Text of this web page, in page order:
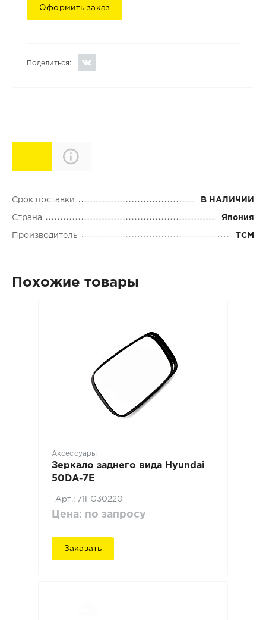
Оформить заказ
Поделиться:
Характеристики
Срок поставки В НАЛИЧИИ
Страна Япония
Производитель TCM
Похожие товары
Аксессуары
Зеркало заднего вида Hyundai
50DA-7E
Арт.: 71FG30220
Цена: по запросу
Заказать